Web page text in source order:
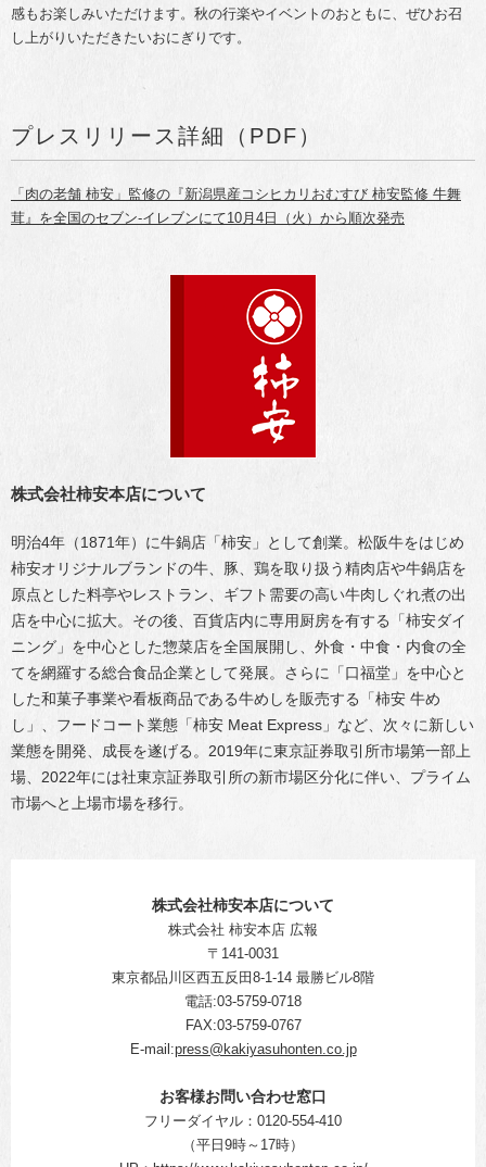
感もお楽しみいただけます。秋の行楽やイベントのおともに、ぜひお召
し上がりいただきたいおにぎりです。
プレスリリース詳細（PDF）
「肉の老舗 柿安」監修の『新潟県産コシヒカリおむすび 柿安監修 牛舞
茸』を全国のセブン‐イレブンにて10月4日（火）から順次発売
株式会社柿安本店について
明治4年（1871年）に牛鍋店「柿安」として創業。松阪牛をはじめ
柿安オリジナルブランドの牛、豚、鶏を取り扱う精肉店や牛鍋店を
原点とした料亭やレストラン、ギフト需要の高い牛肉しぐれ煮の出
店を中心に拡大。その後、百貨店内に専用厨房を有する「柿安ダイ
ニング」を中心とした惣菜店を全国展開し、外食・中食・内食の全
てを網羅する総合食品企業として発展。さらに「口福堂」を中心と
した和菓子事業や看板商品である牛めしを販売する「柿安 牛め
し」、フードコート業態「柿安 Meat Express」など、次々に新しい
業態を開発、成長を遂げる。2019年に東京証券取引所市場第一部上
場、2022年には社東京証券取引所の新市場区分化に伴い、プライム
市場へと上場市場を移行。
株式会社柿安本店について
株式会社 柿安本店 広報
〒141-0031
東京都品川区西五反田8-1-14 最勝ビル8階
電話:03-5759-0718
FAX:03-5759-0767
E-mail:press@kakiyasuhonten.co.jp
お客様お問い合わせ窓口
フリーダイヤル：0120-554-410
（平日9時～17時）